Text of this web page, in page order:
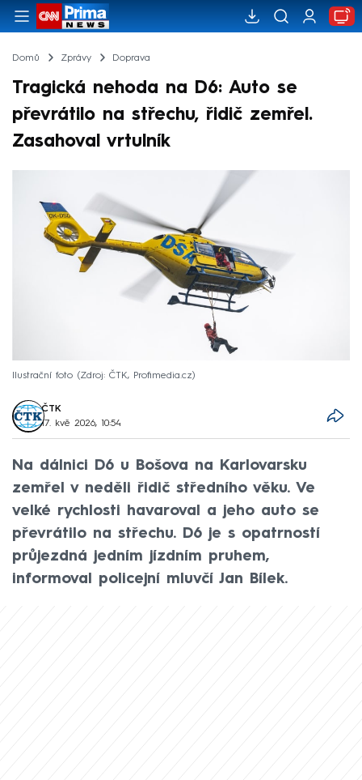
Domů Zprávy Doprava
Tragická nehoda na D6: Auto se
převrátilo na střechu, řidič zemřel.
Zasahoval vrtulník
Ilustrační foto Zdroj: ČTK, Profimedia.cz
ČTK
17. kvě 2026, 10:54
Na dálnici D6 u Bošova na Karlovarsku
zemřel v neděli řidič středního věku. Ve
velké rychlosti havaroval a jeho auto se
převrátilo na střechu. D6 je s opatrností
průjezdná jedním jízdním pruhem,
informoval policejní mluvčí Jan Bílek.